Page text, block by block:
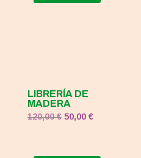
LIBRERÍA DE
MADERA
120,00€ El
50,00 €El